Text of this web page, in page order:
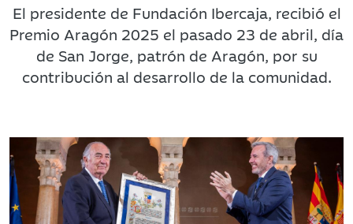
El presidente de Fundación Ibercaja, recibió el
Premio Aragón 2025 el pasado 23 de abril, día
de San Jorge, patrón de Aragón, por su
contribución al desarrollo de la comunidad.